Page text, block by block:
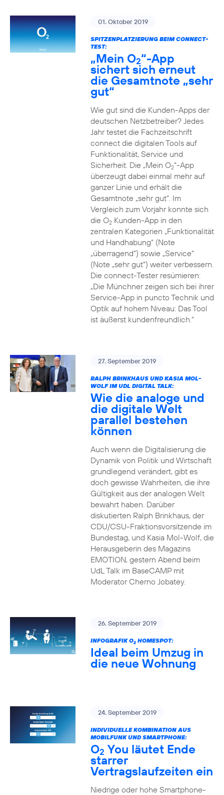
01. Oktober 2019
SPITZENPLATZIERUNG BEIM CONNECT-
TEST:
„Mein O2“-App
sichert sich erneut
die Gesamtnote „sehr
gut“
Wie gut sind die Kunden-Apps der
deutschen Netzbetreiber? Jedes
Jahr testet die Fachzeitschrift
connect die digitalen Tools auf
Funktionalität, Service und
Sicherheit. Die „Mein O2“-App
überzeugt dabei einmal mehr auf
ganzer Linie und erhält die
Gesamtnote „sehr gut“. Im
Vergleich zum Vorjahr konnte sich
die O2Kunden-App in den
zentralen Kategorien „Funktionalität
und Handhabung“ (Note
„überragend“) sowie „Service“
(Note „sehr gut“) weiter verbessern.
Die connect-Tester resümieren:
„Die Münchner zeigen sich bei ihrer
Service-App in puncto Technik und
Optik auf hohem Niveau: Das Tool
ist äußerst kundenfreundlich.“
27. September 2019
RALPH BRINKHAUS UND KASIA MOL-
WOLF IM UDL DIGITAL TALK:
Wie die analoge und
die digitale Welt
parallel bestehen
können
Auch wenn die Digitalisierung die
Dynamik von Politik und Wirtschaft
grundlegend verändert, gibt es
doch gewisse Wahrheiten, die ihre
Gültigkeit aus der analogen Welt
bewahrt haben. Darüber
diskutierten Ralph Brinkhaus, der
CDU/CSU-Fraktionsvorsitzende im
Bundestag, und Kasia Mol-Wolf, die
Herausgeberin des Magazins
EMOTION, gestern Abend beim
UdL Talk im BaseCAMP mit
Moderator Cherno Jobatey.
26. September 2019
INFOGRAFIK O2HOMESPOT:
Ideal beim Umzug in
die neue Wohnung
24. September 2019
INDIVIDUELLE KOMBINATION AUS
MOBILFUNK UND SMARTPHONE:
O2 You läutet Ende
starrer
Vertragslaufzeiten ein
Niedrige oder hohe Smartphone-